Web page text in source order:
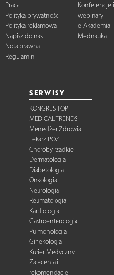
Praca
Polityka prywatności
Polityka reklamowa
Napisz do nas
Nota prawna
Regulamin
Konferencje i
webinary
e-Akademia
Mednauka
SERWISY
KONGRES TOP
MEDICAL TRENDS
Menedżer Zdrowia
Lekarz POZ
Choroby rzadkie
Dermatologia
Diabetologia
Onkologia
Neurologia
Reumatologia
Kardiologia
Gastroenterologia
Pulmonologia
Ginekologia
Kurier Medyczny
Zalecenia i
rekomendacje